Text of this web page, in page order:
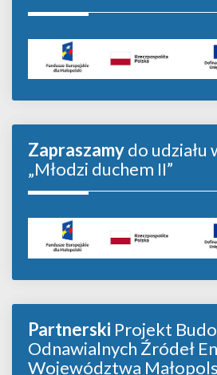
Zapraszamydo udziału
„Młodzi duchem II”
Partnerski Projekt
Odnawialnych Źródeł
Województwa